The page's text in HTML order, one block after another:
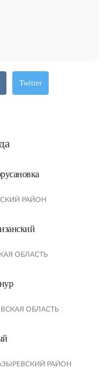
Twitter
РАЙОН
ОБЛАСТЬ
ОБЛАСТЬ
РАЙОН